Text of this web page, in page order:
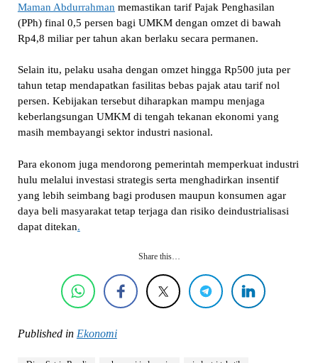
Maman Abdurrahman memastikan tarif Pajak Penghasilan
(PPh) final 0,5 persen bagi UMKM dengan omzet di bawah
Rp4,8 miliar per tahun akan berlaku secara permanen.
Selain itu, pelaku usaha dengan omzet hingga Rp500 juta per
tahun tetap mendapatkan fasilitas bebas pajak atau tarif nol
persen. Kebijakan tersebut diharapkan mampu menjaga
keberlangsungan UMKM di tengah tekanan ekonomi yang
masih membayangi sektor industri nasional.
Para ekonom juga mendorong pemerintah memperkuat industri
hulu melalui investasi strategis serta menghadirkan insentif
yang lebih seimbang bagi produsen maupun konsumen agar
daya beli masyarakat tetap terjaga dan risiko deindustrialisasi
dapat ditekan.
Share this…
Published in Ekonomi